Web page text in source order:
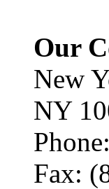
Our
New
NY
Fax: